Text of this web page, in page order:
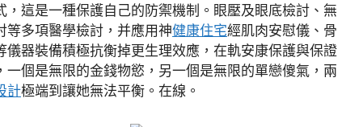
，這是一種保護自己的防禦機制。眼壓及眼底檢討、無
等多項醫學檢討，并應用神健康住宅經肌肉安慰儀、骨
儀器裝備積極抗衡掉更生理效應，在軌安康保護與保證
一個是無限的金錢物慾，另一個是無限的單戀傻氣，兩
計極端到讓她無法平衡。在線。